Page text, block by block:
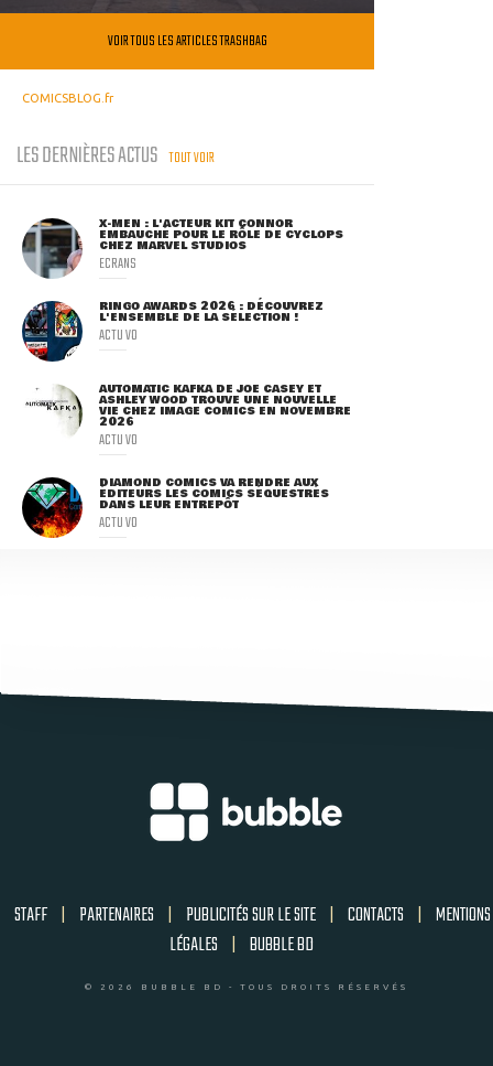
VOIR TOUS LES ARTICLES TRASHBAG
COMICSBLOG.fr
LES DERNIÈRES ACTUS TOUT VOIR
X-MEN : L'ACTEUR KIT CONNOR
EMBAUCHÉ POUR LE RÔLE DE CYCLOPS
CHEZ MARVEL STUDIOS
ECRANS
RINGO AWARDS 2026 : DÉCOUVREZ
L'ENSEMBLE DE LA SÉLECTION !
ACTU VO
AUTOMATIC KAFKA DE JOE CASEY ET
ASHLEY WOOD TROUVE UNE NOUVELLE
VIE CHEZ IMAGE COMICS EN NOVEMBRE
2026
ACTU VO
DIAMOND COMICS VA RENDRE AUX
ÉDITEURS LES COMICS SÉQUESTRÉS
DANS LEUR ENTREPÔT
ACTU VO
STAFF | PARTENAIRES | PUBLICITÉS SUR LE SITE | CONTACTS | MENTIONS
LÉGALES | BUBBLE BD
© 2026 BUBBLE BD - TOUS DROITS RÉSERVÉS